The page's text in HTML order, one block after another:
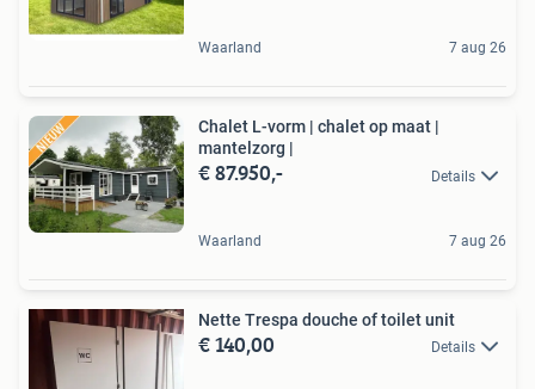
Waarland 7 aug 26
Chalet L-vorm | chalet op maat |
mantelzorg |
€ 87.950,- Details
Waarland 7 aug 26
Nette Trespa douche of toilet unit
€ 140,00 Details